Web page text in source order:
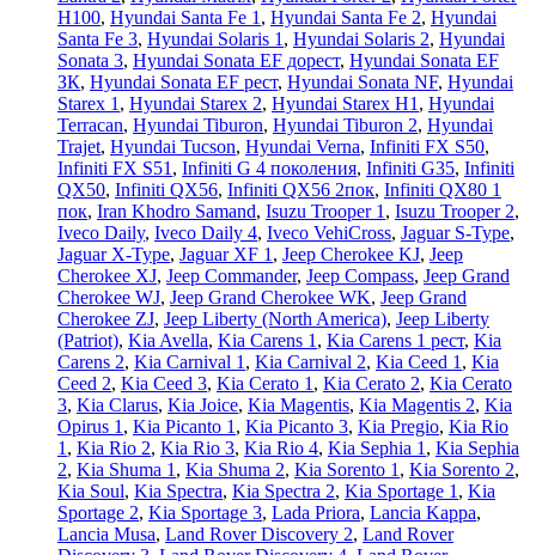
H100, Hyundai Santa Fe 1 , Hyundai Santa Fe 2, Hyundai
Santa Fe 3, Hyundai Solaris 1 , Hyundai Solaris 2, Hyundai
Sonata 3, Hyundai Sonata EF дорест, Hyundai Sonata EF
ЗК, Hyundai Sonata EF рест, Hyundai Sonata NF, Hyundai
Starex 1 , Hyundai Starex 2, Hyundai Starex H1 , Hyundai
Terracan, Hyundai Tiburon, Hyundai Tiburon 2, Hyundai
Trajet, Hyundai Tucson, Hyundai Verna, Infiniti FX S50,
Infiniti FX S51 , Infiniti G 4 поколения, Infiniti G35, Infiniti
QX50, Infiniti QX56, Infiniti QX56 2пок, Infiniti QX80 1
пок, Iran Khodro Samand, Isuzu Trooper 1 , Isuzu Trooper 2,
Iveco Daily, Iveco Daily 4, Iveco VehiCross, Jaguar S-Type,
Jaguar X-Type, Jaguar XF 1 , Jeep Cherokee KJ, Jeep
Cherokee XJ, Jeep Commander, Jeep Compass, Jeep Grand
Cherokee WJ, Jeep Grand Cherokee WK, Jeep Grand
Cherokee ZJ, Jeep Liberty (North America), Jeep Liberty
(Patriot), Kia Avella, Kia Carens 1 , Kia Carens 1 рест, Kia
Carens 2, Kia Carnival 1 , Kia Carnival 2, Kia Ceed 1 , Kia
Ceed 2, Kia Ceed 3, Kia Cerato 1 , Kia Cerato 2, Kia Cerato
3, Kia Clarus, Kia Joice, Kia Magentis, Kia Magentis 2, Kia
Opirus 1 , Kia Picanto 1 , Kia Picanto 3, Kia Pregio, Kia Rio
1 , Kia Rio 2, Kia Rio 3, Kia Rio 4, Kia Sephia 1 , Kia Sephia
2, Kia Shuma 1 , Kia Shuma 2, Kia Sorento 1 , Kia Sorento 2,
Kia Soul, Kia Spectra, Kia Spectra 2, Kia Sportage 1 , Kia
Sportage 2, Kia Sportage 3, Lada Priora, Lancia Kappa,
Lancia Musa, Land Rover Discovery 2, Land Rover